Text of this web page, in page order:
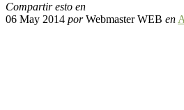
Compartir esto en
06 May 2014 porWebmaster WEB en